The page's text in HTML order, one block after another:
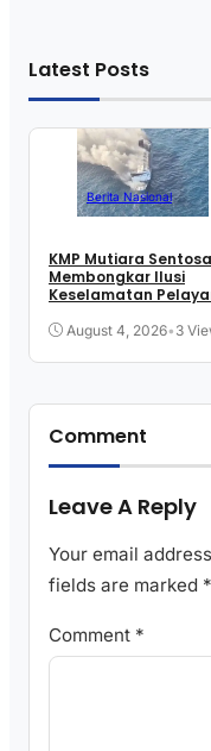
Latest Posts
Berita Nasional
KMP Mutiara
Membongkar Ilusi
Keselamatan
August 4, 2026• 3
Comment
Leave A Reply
Your email
fields are marked *
Comment *